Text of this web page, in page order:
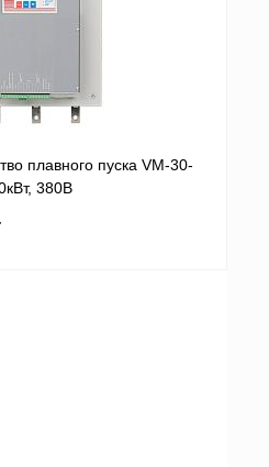
Под заказ
плавного пуска VM-30-
380В